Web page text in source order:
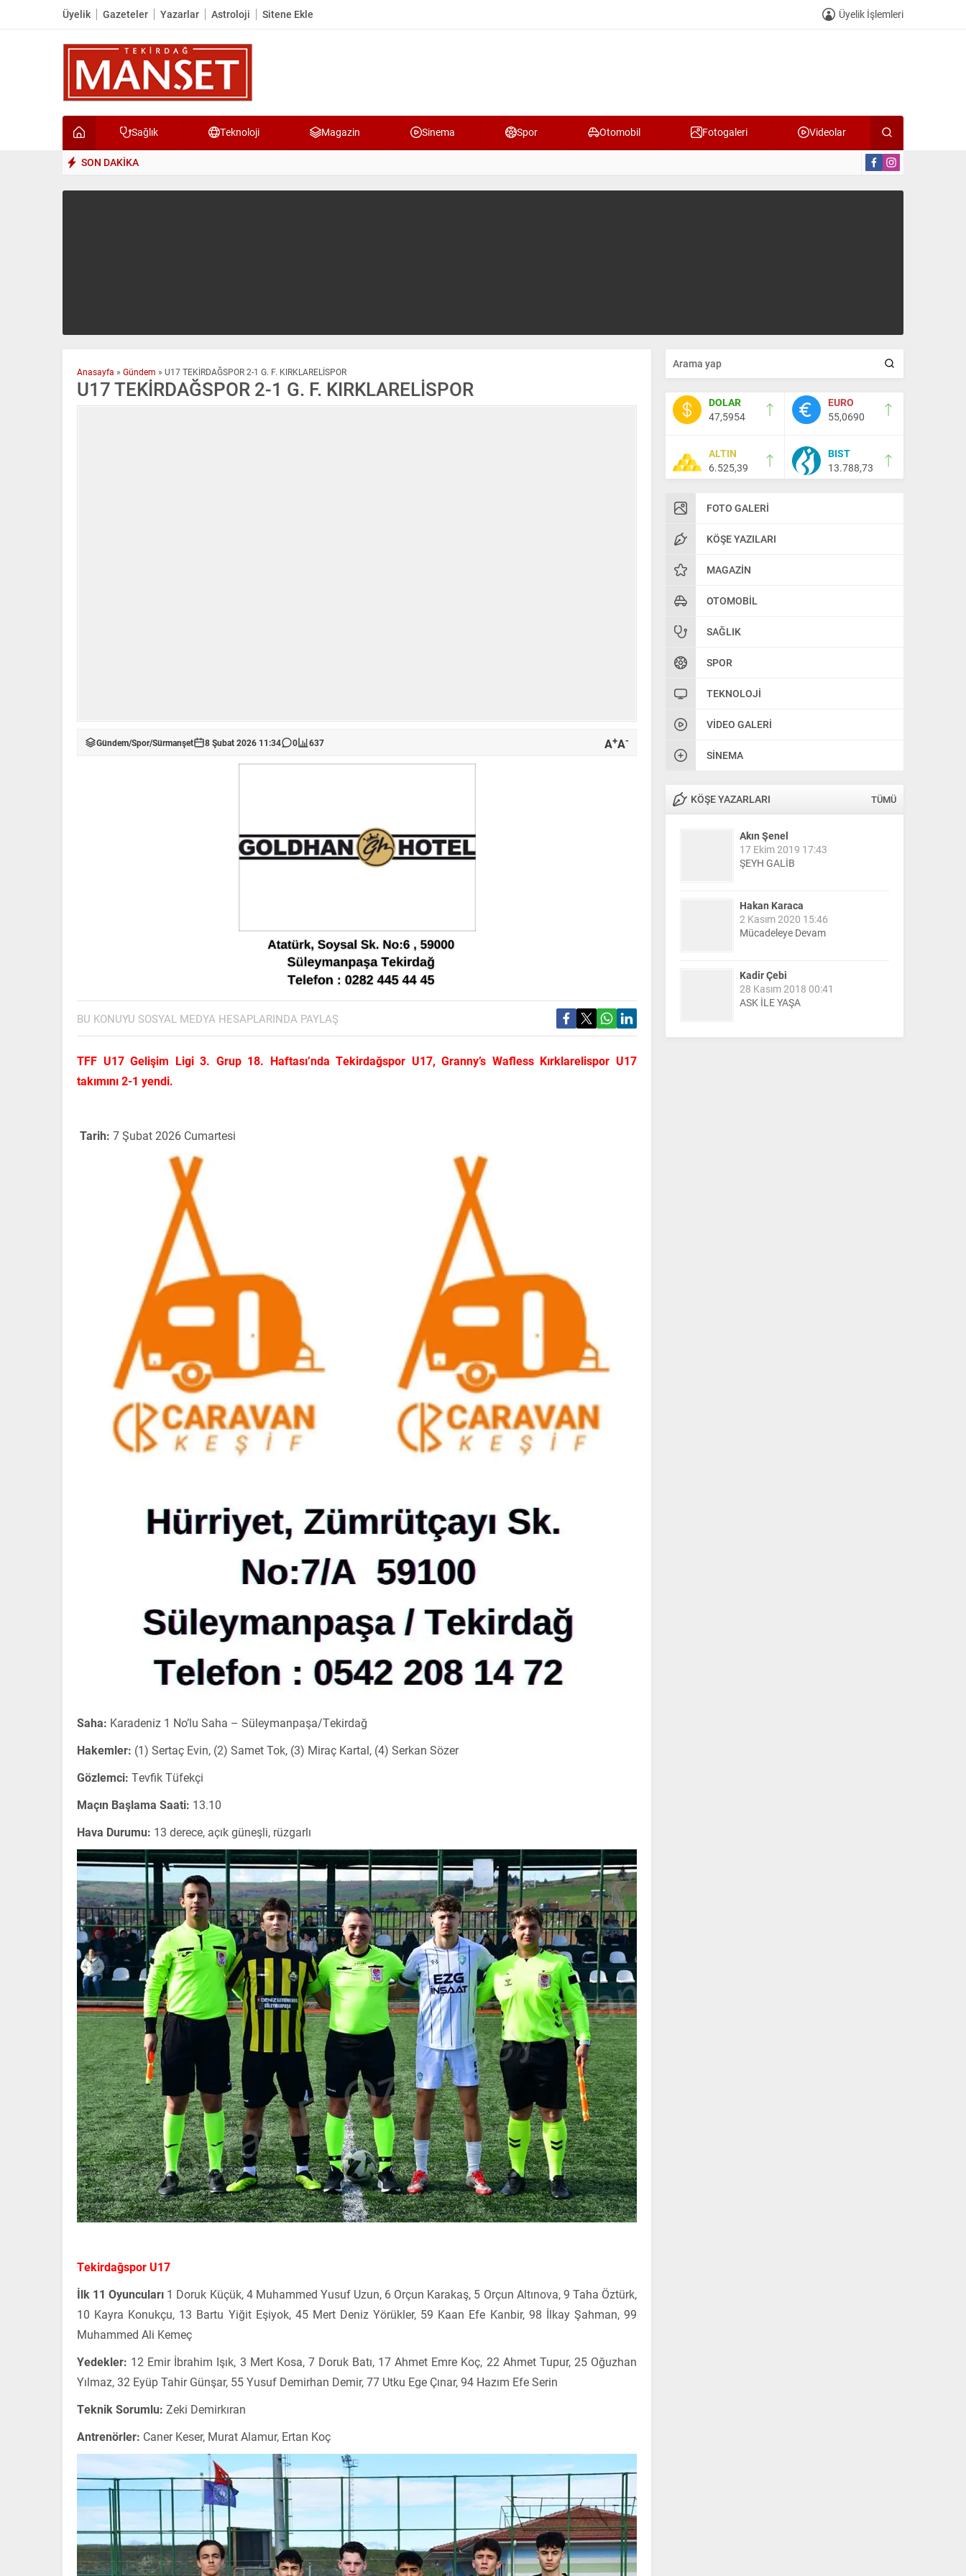
Üyelik Gazeteler Yazarlar Astroloji Sitene Ekle Üyelik İşlemleri
Sağlık Teknoloji Magazin Sinema Spor Otomobil Fotogaleri Videolar
SON DAKİKA
DOLAR
47,5954
EURO
55,0690
ALTIN
6.525,39
BIST
13.788,73
FOTO GALERI
KÖŞE YAZILARI
MAGAZIN
OTOMOBIL
SAĞLIK
SPOR
TEKNOLOJI
VIDEO GALERI
SINEMA
KÖŞE YAZARLARI TÜMÜ
Akın Şenel
17 Ekim 2019 17:43
ŞEYH GALİB
Hakan Karaca
2 Kasım 2020 15:46
Mücadeleye Devam
Kadir Çebi
28 Kasım 2018 00:41
ASK İLE YAŞA
Anasayfa » Gündem » U17 TEKİRDAĞSPOR 2-1 G. F. KIRKLARELİSPOR
U17 TEKİRDAĞSPOR 2-1 G. F. KIRKLARELİSPOR
Gündem/Spor/Sürmanşet 8 Şubat 2026 11:34 0 637 A+A-
BU KONUYU SOSYAL MEDYA HESAPLARINDA PAYLAŞ
TFF U17 Gelişim Ligi 3. Grup 18. Haftası’nda Tekirdağspor U17, Granny’s Wafless Kırklarelispor U17
takımını 2-1 yendi.
Tarih: 7 Şubat 2026 Cumartesi
Saha: Karadeniz 1 No’lu Saha – Süleymanpaşa/Tekirdağ
Hakemler: (1) Sertaç Evin, (2) Samet Tok, (3) Miraç Kartal, (4) Serkan Sözer
Gözlemci: Tevfik Tüfekçi
Maçın Başlama Saati: 13.10
Hava Durumu: 13 derece, açık güneşli, rüzgarlı
Tekirdağspor U17
İlk 11 Oyuncuları 1 Doruk Küçük, 4 Muhammed Yusuf Uzun, 6 Orçun Karakaş, 5 Orçun Altınova, 9 Taha Öztürk,
10 Kayra Konukçu, 13 Bartu Yiğit Eşiyok, 45 Mert Deniz Yörükler, 59 Kaan Efe Kanbir, 98 İlkay Şahman, 99
Muhammed Ali Kemeç
Yedekler: 12 Emir İbrahim Işık, 3 Mert Kosa, 7 Doruk Batı, 17 Ahmet Emre Koç, 22 Ahmet Tupur, 25 Oğuzhan
Yılmaz, 32 Eyüp Tahir Günşar, 55 Yusuf Demirhan Demir, 77 Utku Ege Çınar, 94 Hazım Efe Serin
Teknik Sorumlu: Zeki Demirkıran
Antrenörler: Caner Keser, Murat Alamur, Ertan Koç